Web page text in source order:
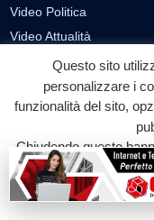
Video Politica
Video Attualità
Video Economia
Video Cultura
Video Sport
Video Curiosità
Video
Questo sito
personalizzare i
funzionalità del sito,
Chiudendo questo
su qualunque suo